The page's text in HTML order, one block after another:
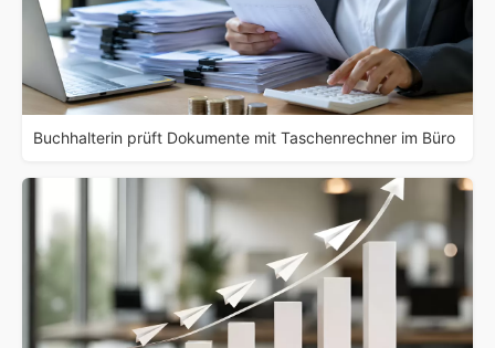
Buchhalterin prüft Dokumente mit Taschenrechner im Büro